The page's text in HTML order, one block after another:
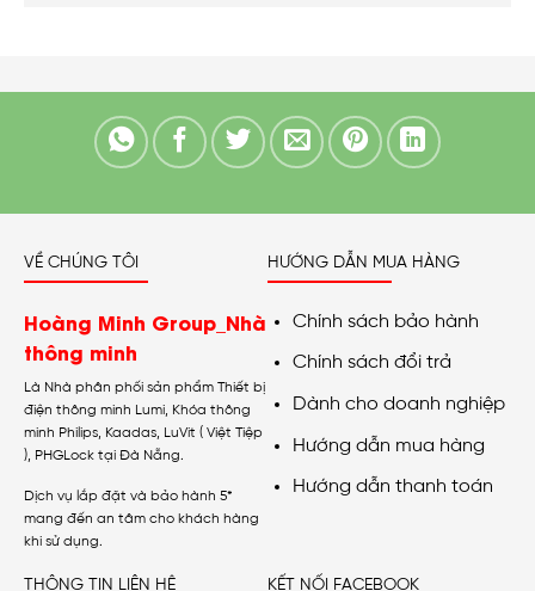
VỀ CHÚNG TÔI
Hoàng Minh Group_Nhà
thông minh
Là Nhà phân phối sản phẩm Thiết bị
điện thông minh Lumi, Khóa thông
minh Philips, Kaadas, LuVit ( Việt Tiệp
), PHGLock tại Đà Nẵng.
Dịch vụ lắp đặt và bảo hành 5*
mang đến an tâm cho khách hàng
khi sử dụng.
HƯỚNG DẪN MUA HÀNG
Chính sách bảo hành
Chính sách đổi trả
Dành cho doanh nghiệp
Hướng dẫn mua hàng
Hướng dẫn thanh toán
THÔNG TIN LIÊN HỆ KẾT NỐI FACEBOOK